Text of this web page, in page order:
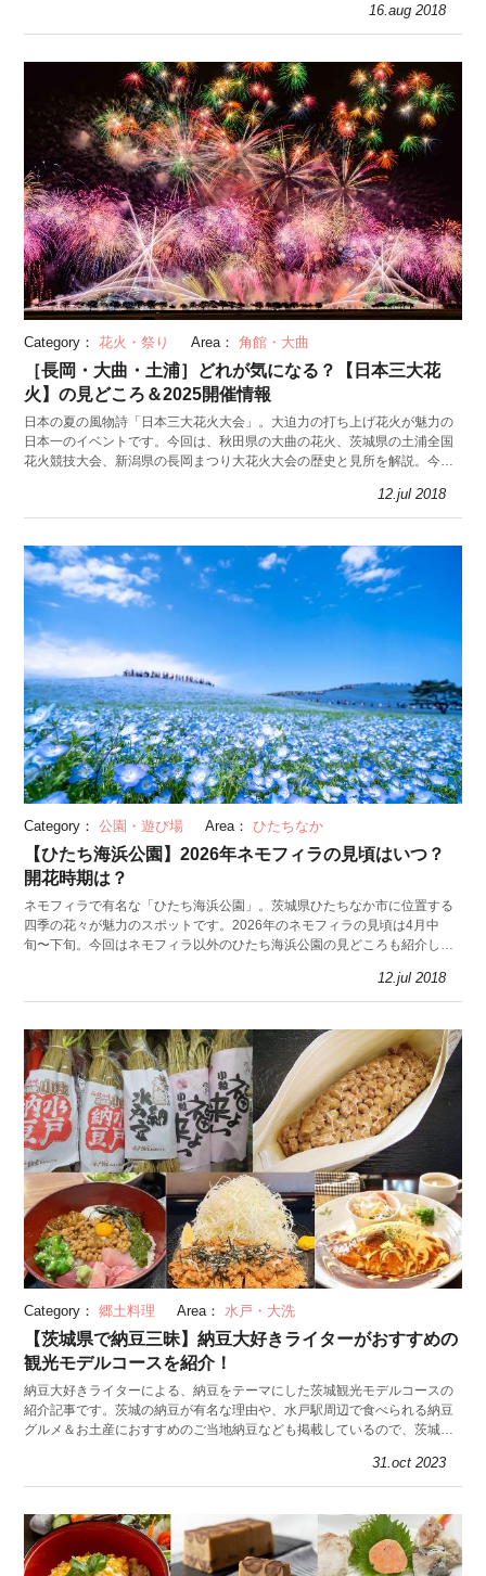
16.aug 2018
Category： 花火・祭り Area： 角館・大曲
［長岡・大曲・土浦］どれが気になる？【日本三大花
火】の見どころ＆2025開催情報
日本の夏の風物詩「日本三大花火大会」。大迫力の打ち上げ花火が魅力の
日本一のイベントです。今回は、秋田県の大曲の花火、茨城県の土浦全国
花火競技大会、新潟県の長岡まつり大花火大会の歴史と見所を解説。今年
12.jul 2018
Category： 公園・遊び場 Area： ひたちなか
【ひたち海浜公園】2026年ネモフィラの見頃はいつ？
開花時期は？
ネモフィラで有名な「ひたち海浜公園」。茨城県ひたちなか市に位置する
四季の花々が魅力のスポットです。2026年のネモフィラの見頃は4月中
旬〜下旬。今回はネモフィラ以外のひたち海浜公園の見どころも紹介しま
12.jul 2018
Category： 郷土料理 Area： 水戸・大洗
【茨城県で納豆三昧】納豆大好きライターがおすすめの
観光モデルコースを紹介！
納豆大好きライターによる、納豆をテーマにした茨城観光モデルコースの
紹介記事です。茨城の納豆が有名な理由や、水戸駅周辺で食べられる納豆
グルメ＆お土産におすすめのご当地納豆なども掲載しているので、茨城を
31.oct 2023